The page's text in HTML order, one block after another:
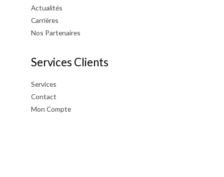
Actualités
Carrières
Nos Partenaires
Services Clients
Services
Contact
Mon Compte